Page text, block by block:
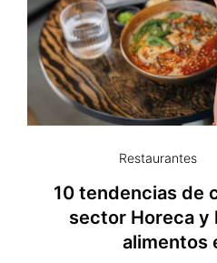
Restaurantes
10 tendencias de
sector Horeca y
alimentos